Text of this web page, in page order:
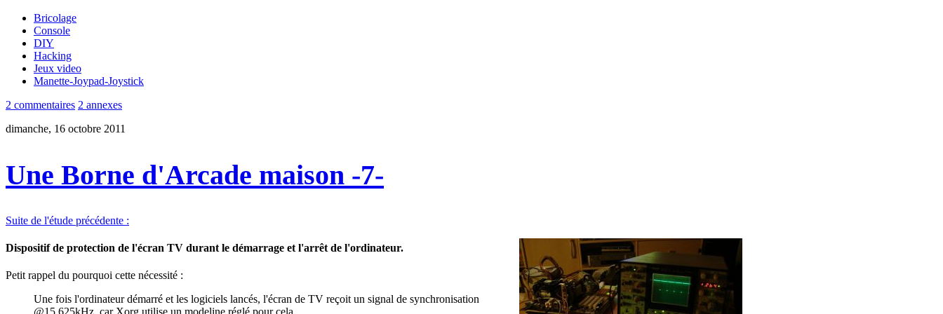
Bricolage
Console
DIY
Hacking
Jeux video
Manette-Joypad-Joystick
2 commentaires 2 annexes
dimanche, 16 octobre 2011
Une Borne d'Arcade maison -7-
Suite de l'étude précédente :
Dispositif de protection de l'écran TV durant le démarrage et l'arrêt de l'ordinateur.
Petit rappel du pourquoi cette nécessité :
Une fois l'ordinateur démarré et les logiciels lancés, l'écran de TV reçoit un signal de synchronisation